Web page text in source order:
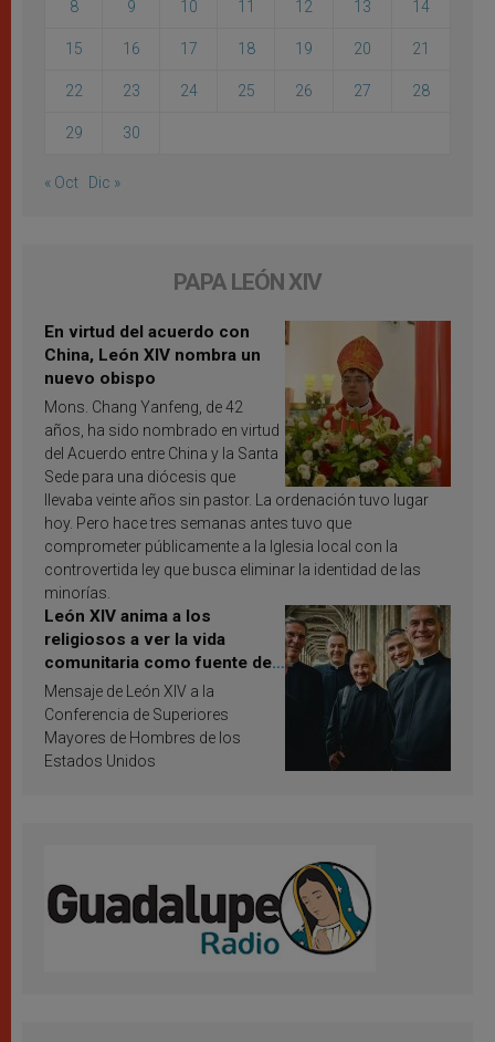
8 9 10 11 12 13 14
15 16 17 18 19 20 21
22 23 24 25 26 27 28
29 30
« Oct Dic »
PAPA LEÓN XIV
En virtud del acuerdo con
China, León XIV nombra un
nuevo obispo
Mons. Chang Yanfeng, de 42
años, ha sido nombrado en virtud
del Acuerdo entre China y la Santa
Sede para una diócesis que
llevaba veinte años sin pastor. La ordenación tuvo lugar
hoy. Pero hace tres semanas antes tuvo que
comprometer públicamente a la Iglesia local con la
controvertida ley que busca eliminar la identidad de las
minorías.
León XIV anima a los
religiosos a ver la vida
comunitaria como fuente de
inspiración y santificación
Mensaje de León XIV a la
Conferencia de Superiores
Mayores de Hombres de los
Estados Unidos